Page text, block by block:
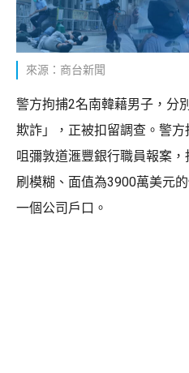
來源：商台新聞
警方拘捕2名南韓藉男子，分
欺詐」，正被扣留調查。警
咀彌敦道滙豐銀行職員報案
刷模糊、面值為3900萬美元
一個公司戶口。